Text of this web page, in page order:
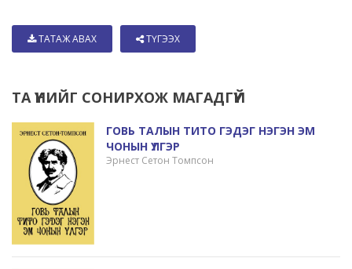
ТАТАЖ АВАХ ТҮГЭЭХ
ТА ҮҮНИЙГ СОНИРХОЖ МАГАДГҮЙ
ГОВЬ ТАЛЫН ТИТО ГЭДЭГ НЭГЭН ЭМ
ЧОНЫН ҮЛГЭР
Эрнест Сетон Томпсон